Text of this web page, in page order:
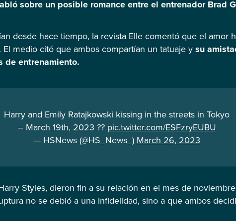
sobre un posible romance entre el entrenador Brad
desde hace tiempo, la revista Elle comentó que el amor
El medio citó que ambos compartían un tatuaje ysu
de entrenamiento.
Harry and Emily Ratajkowski kissing in the streets in Tokyo
– March 19th, 2023 ?? pic.twitter.com/ESFzryEUBU
— HSNews (@HS_News_) March 26, 2023
Styles, dieron fin a su relación en el mes de
no se debió a una infidelidad, sino a que ambos